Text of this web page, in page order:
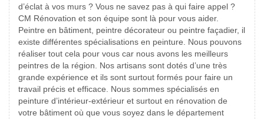
d’éclat à vos murs ? Vous ne savez pas à qui faire appel ?
CM Rénovation et son équipe sont là pour vous aider.
Peintre en bâtiment, peintre décorateur ou peintre façadier, il
existe différentes spécialisations en peinture. Nous pouvons
réaliser tout cela pour vous car nous avons les meilleurs
peintres de la région. Nos artisans sont dotés d’une très
grande expérience et ils sont surtout formés pour faire un
travail précis et efficace. Nous sommes spécialisés en
peinture d’intérieur-extérieur et surtout en rénovation de
votre bâtiment où que vous soyez dans le département